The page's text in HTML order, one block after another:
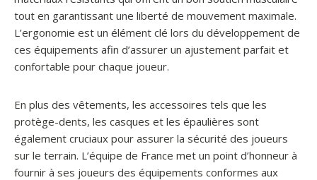
tout en garantissant une liberté de mouvement maximale.
L’ergonomie est un élément clé lors du développement de
ces équipements afin d’assurer un ajustement parfait et
confortable pour chaque joueur.
En plus des vêtements, les accessoires tels que les
protège-dents, les casques et les épaulières sont
également cruciaux pour assurer la sécurité des joueurs
sur le terrain. L’équipe de France met un point d’honneur à
fournir à ses joueurs des équipements conformes aux